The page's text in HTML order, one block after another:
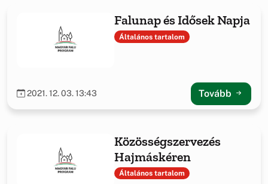
Falunap és Idősek Napja
Általános tartalom
2021. 12. 03. 13:43 Tovább
Közösségszervezés
Hajmáskéren
Általános tartalom